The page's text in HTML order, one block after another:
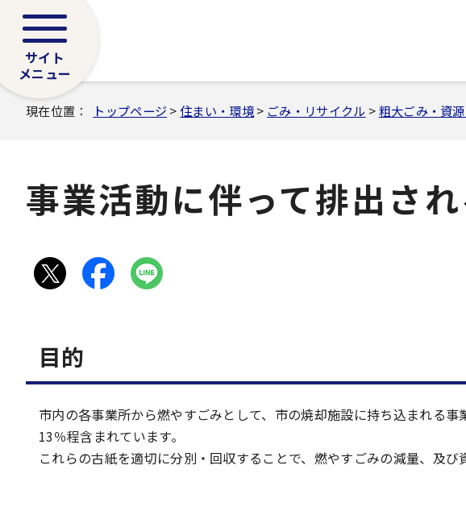
サイト
メニュー
現在位置： トップページ >住まい・環境> ごみ・リサイクル >粗大ごみ・資
事業活動に伴って排出さ
目的
市内の各事業所から燃やすごみとして、市の焼却施設に持ち込まれる
13％程含まれています。
これらの古紙を適切に分別・回収することで、燃やすごみの減量、及び